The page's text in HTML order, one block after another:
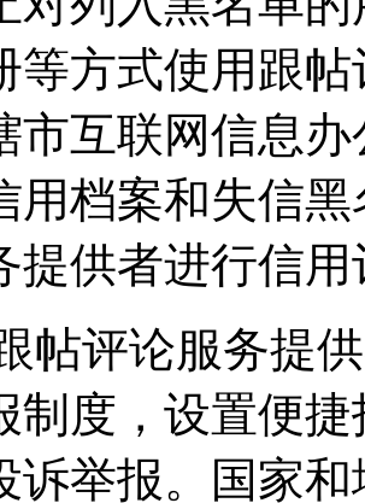
等方式使用跟
市互联网信息
用档案和失信
提供者进行信用
帖评论服务提
制度，设置便
诉举报。国家